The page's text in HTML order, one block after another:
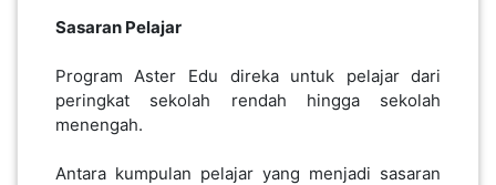
Sasaran Pelajar
Program Aster Edu direka untuk pelajar dari
peringkat sekolah rendah hingga sekolah
menengah.
Antara kumpulan pelajar yang menjadi sasaran